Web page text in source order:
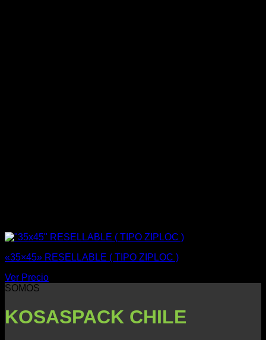
«35×45» RESELLABLE ( TIPO ZIPLOC )
Ver Precio
SOMOS
KOSASPACK CHILE